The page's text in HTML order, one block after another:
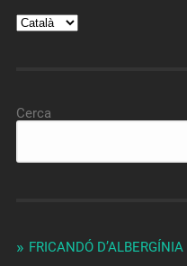
Cerca
FRICANDÓ